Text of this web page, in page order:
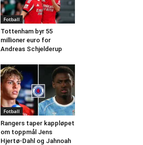
Fotball
Tottenham byr 55
millioner euro for
Andreas Schjelderup
Fotball
Rangers taper kappløpet
om toppmål Jens
Hjertø-Dahl og Jahnoah